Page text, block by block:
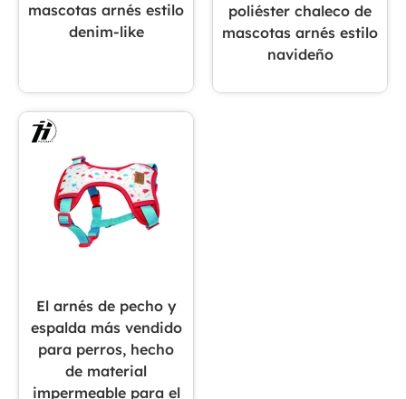
mascotas arnés estilo
denim-like
poliéster chaleco de
mascotas arnés estilo
navideño
El arnés de pecho y
espalda más vendido
para perros, hecho
de material
impermeable para el